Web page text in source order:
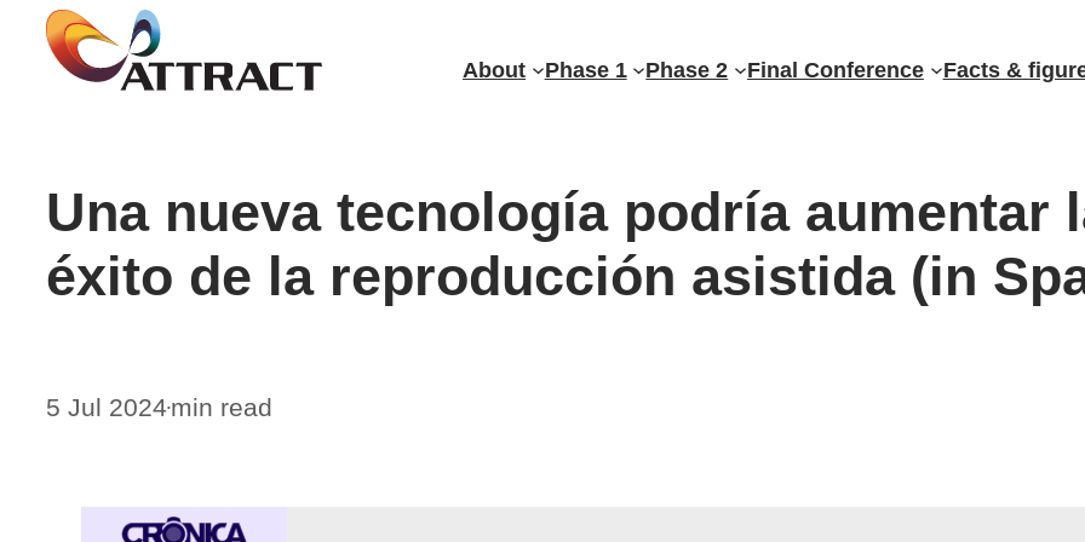
Skip
About Phase 1 Phase 2 Final Conference Facts &
Una nueva tecnología podría aumentar
éxito de la reproducción asistida (in
5 Jul 2024•min read